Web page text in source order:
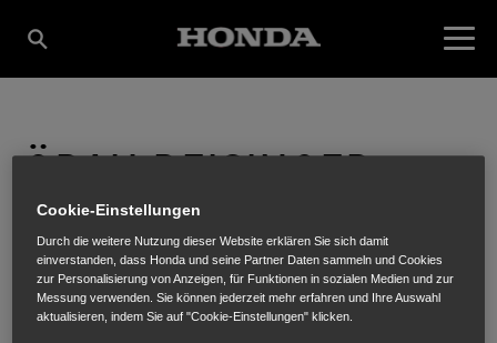
ÖBAU REISINGER -
BAUMARKT
Rabensteinerweg 14,Frohnleiten ,8130
Cookie-Einstellungen
Durch die weitere Nutzung dieser Website erklären Sie sich damit
einverstanden, dass Honda und seine Partner Daten sammeln und Cookies
zur Personalisierung von Anzeigen, für Funktionen in sozialen Medien und zur
Messung verwenden. Sie können jederzeit mehr erfahren und Ihre Auswahl
aktualisieren, indem Sie auf "Cookie-Einstellungen" klicken.